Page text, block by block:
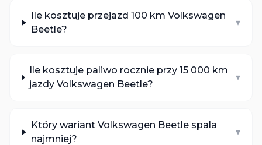
Ile kosztuje przejazd 100 km Volkswagen
Beetle?
▾
Ile kosztuje paliwo rocznie przy 15 000 km
jazdy Volkswagen Beetle?
▾
Który wariant Volkswagen Beetle spala
najmniej?
▾